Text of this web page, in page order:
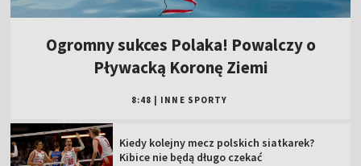
Ogromny sukces Polaka! Powalczy o
Pływacką Koronę Ziemi
8:48 INNE SPORTY
Kiedy kolejny mecz polskich siatkarek?
Kibice nie będą długo czekać